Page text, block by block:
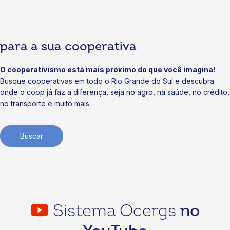
Notícias
03/07/2026
soja gaúcha
para a sua cooperativa
O cooperativismo está mais próximo do que você imagina!
Busque cooperativas em todo o Rio Grande do Sul e descubra
onde o coop já faz a diferença, seja no agro, na saúde, no crédito,
no transporte e muito mais.
Buscar
Sistema Ocergs no